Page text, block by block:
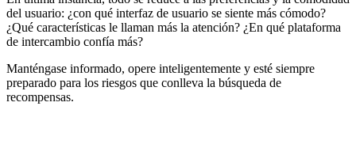
del usuario: ¿con qué interfaz de usuario se siente más cómodo?
¿Qué características le llaman más la atención? ¿En qué plataforma
de intercambio confía más?
Manténgase informado, opere inteligentemente y esté siempre
preparado para los riesgos que conlleva la búsqueda de
recompensas.